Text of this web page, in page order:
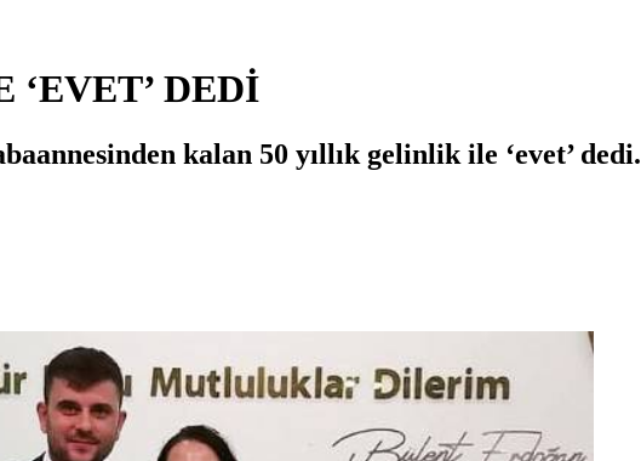
DEDİ
kalan 50 yıllık gelinlik ile ‘evet’ dedi.